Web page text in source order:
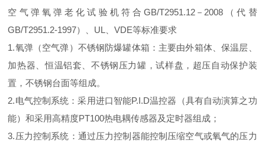
空气弹氧弹老化试验机 符合GB/T2951.12－2008（代替
GB/T2951.2-1997）、UL、VDE等标准要求
1.氧弹（空气弹）不锈钢防爆罐体箱：主要由外箱体、保温层、
加热器、恒温铝套、不锈钢压力罐，试样盘，超压自动保护装
置，不锈钢台面等组成。
2.电气控制系统：采用进口智能P.I.D温控器（具有自动演算之功
能）和采用高精度PT100热电耦传感器及定时器组成；
3.压力控制系统：通过压力控制器能控制压缩空气或氧气的压力